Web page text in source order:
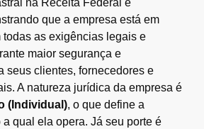
na Receita Federal é
que a empresa está em
todas as exigências legais e
maior segurança e
seus clientes, fornecedores e
A natureza jurídica da empresa é
(Individual), o que define a
qual ela opera. Já seu porte é